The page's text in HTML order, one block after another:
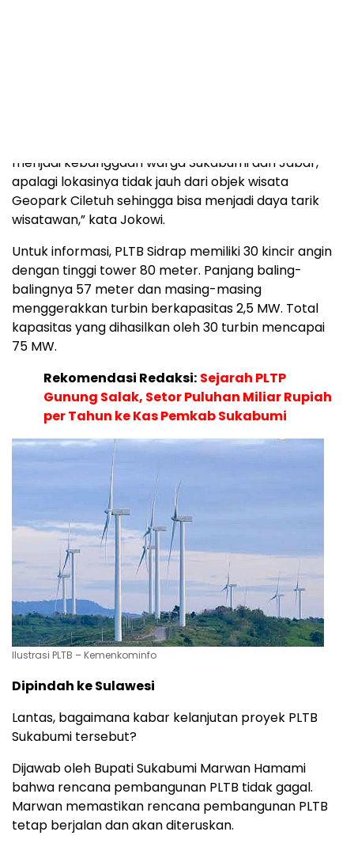
menjadi kebanggaan warga Sukabumi dan Jabar,
apalagi lokasinya tidak jauh dari objek wisata
Geopark Ciletuh sehingga bisa menjadi daya tarik
wisatawan,” kata Jokowi.
Untuk informasi, PLTB Sidrap memiliki 30 kincir angin
dengan tinggi tower 80 meter. Panjang baling-
balingnya 57 meter dan masing-masing
menggerakkan turbin berkapasitas 2,5 MW. Total
kapasitas yang dihasilkan oleh 30 turbin mencapai
75 MW.
Rekomendasi Redaksi: Sejarah PLTP
Gunung Salak, Setor Puluhan Miliar Rupiah
per Tahun ke Kas Pemkab Sukabumi
Ilustrasi PLTB – Kemenkominfo
Dipindah ke Sulawesi
Lantas, bagaimana kabar kelanjutan proyek PLTB
Sukabumi tersebut?
Dijawab oleh Bupati Sukabumi Marwan Hamami
bahwa rencana pembangunan PLTB tidak gagal.
Marwan memastikan rencana pembangunan PLTB
tetap berjalan dan akan diteruskan.